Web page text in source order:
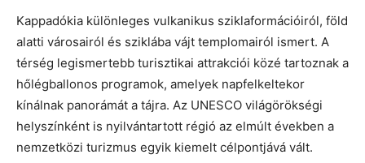
Kappadókia különleges vulkanikus sziklaformációiról, föld
alatti városairól és sziklába vájt templomairól ismert. A
térség legismertebb turisztikai attrakciói közé tartoznak a
hőlégballonos programok, amelyek napfelkeltekor
kínálnak panorámát a tájra. Az UNESCO világörökségi
helyszínként is nyilvántartott régió az elmúlt években a
nemzetközi turizmus egyik kiemelt célpontjává vált.